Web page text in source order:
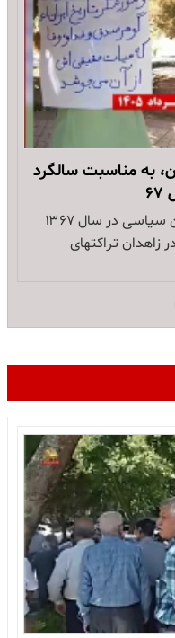
به مناسبت سالگرد
به مناسبت سالگرد قتل عام زندانیان سیاسی در سال ۱۳۶۷
تراکتهای
تجدید عهد با شهدای
کردند شعارهای
مسعود رجوی در